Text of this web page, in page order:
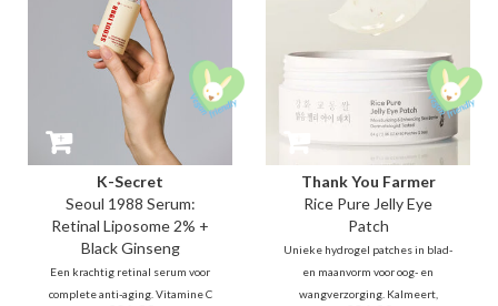
donkere vlekken.
veerkrachtige huid.
K-Secret
Seoul 1988 Serum:
Retinal Liposome 2% +
Black Ginseng
Een krachtig retinal serum voor
complete anti-aging. Vitamine C
Thank You Farmer
Rice Pure Jelly Eye
Patch
Unieke hydrogel patches in blad-
en maanvorm voor oog- en
wangverzorging. Kalmeert,